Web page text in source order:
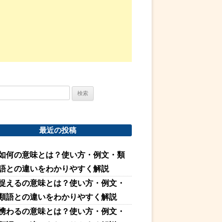
最近の投稿
何の意味とは？使い方・例文・類
との違いをわかりやすく解説
えるの意味とは？使い方・例文・
語との違いをわかりやすく解説
わるの意味とは？使い方・例文・